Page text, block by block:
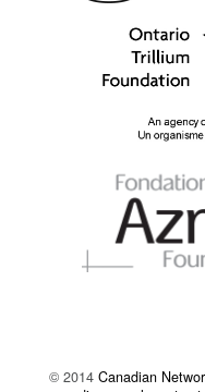
© 2014 Canadian